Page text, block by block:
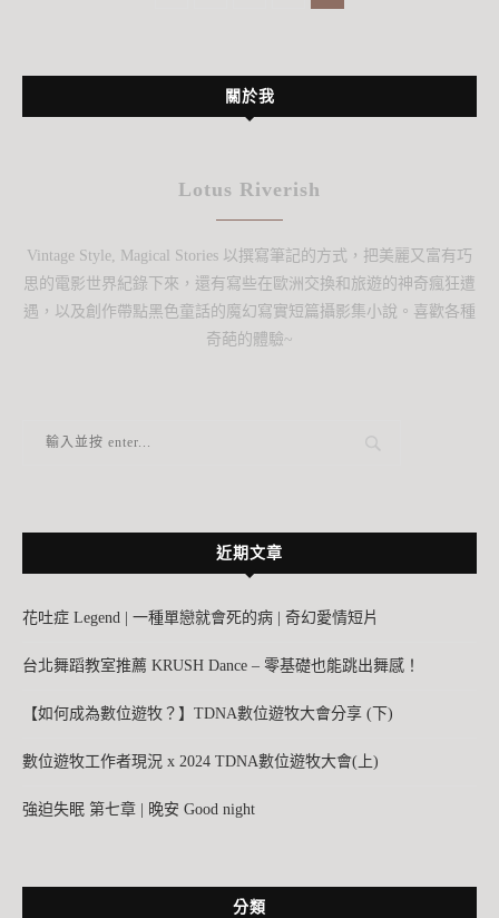
關於我
Lotus Riverish
Vintage Style, Magical Stories 以撰寫筆記的方式，把美麗又富有巧
思的電影世界紀錄下來，還有寫些在歐洲交換和旅遊的神奇瘋狂遭
遇，以及創作帶點黑色童話的魔幻寫實短篇攝影集小說。喜歡各種
奇葩的體驗~
近期文章
花吐症 Legend | 一種單戀就會死的病 | 奇幻愛情短片
台北舞蹈教室推薦 KRUSH Dance – 零基礎也能跳出舞感！
【如何成為數位遊牧？】TDNA數位遊牧大會分享 (下)
數位遊牧工作者現況 x 2024 TDNA數位遊牧大會(上)
強迫失眠 第七章 | 晚安 Good night
分類